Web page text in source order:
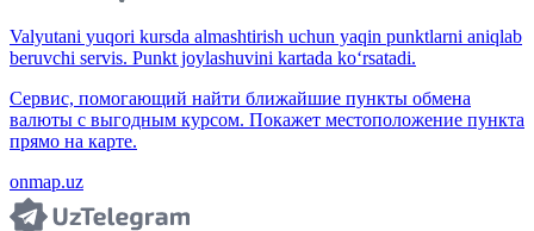
Valyutani yuqori kursda almashtirish uchun yaqin punktlarni aniqlab
beruvchi servis. Punkt joylashuvini kartada ko‘rsatadi.
Сервис, помогающий найти ближайшие пункты обмена
валюты с выгодным курсом. Покажет местоположение пункта
прямо на карте.
onmap.uz